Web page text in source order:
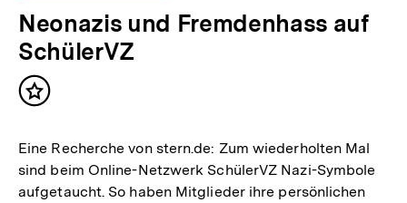
Neonazis und Fremdenhass auf
SchülerVZ
Inhalt
Eine Recherche von stern.de: Zum wiederholten Mal
sind beim Online-Netzwerk SchülerVZ Nazi-Symbole
aufgetaucht. So haben Mitglieder ihre persönlichen